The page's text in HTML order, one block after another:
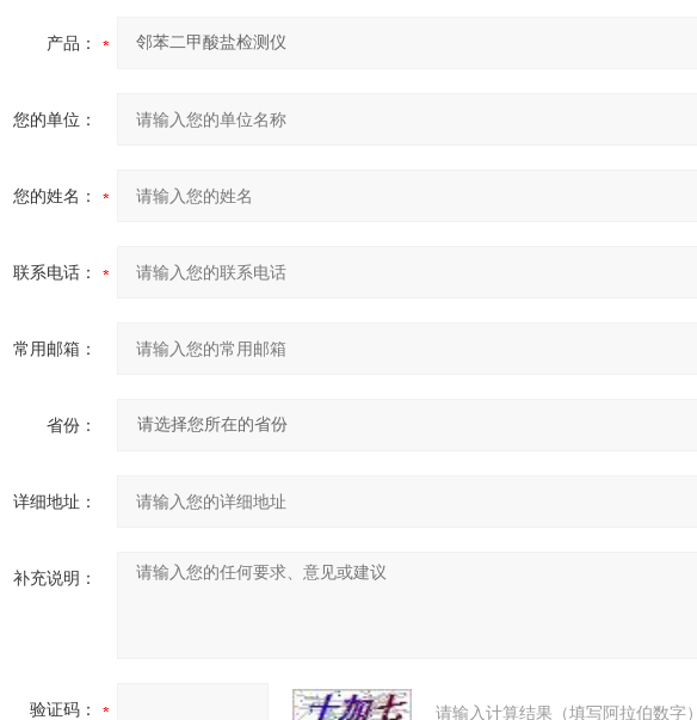
产品：
您的单位：
您的姓名：
联系电话：
常用邮箱：
省份：
详细地址：
补充说明：
验证码： 请输入计算结果（填写阿拉伯数字